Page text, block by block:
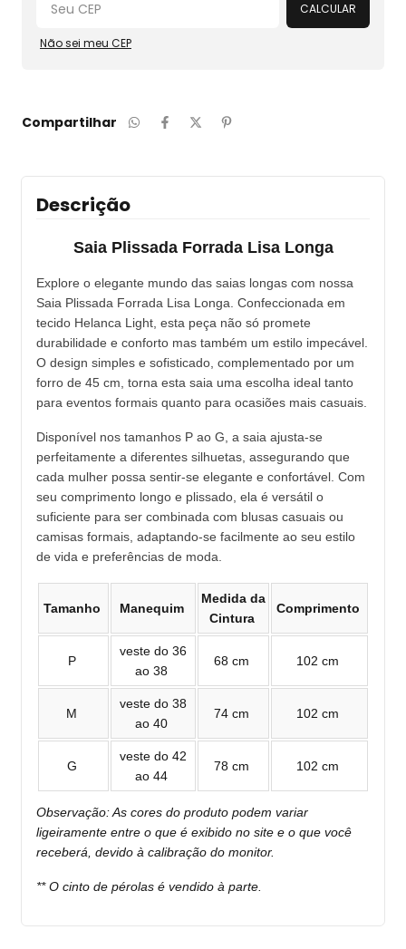
CALCULAR
Não sei meu CEP
Compartilhar
Descrição
Saia Plissada Forrada Lisa Longa
Explore o elegante mundo das saias longas com nossa
Saia Plissada Forrada Lisa Longa. Confeccionada em
tecido Helanca Light, esta peça não só promete
durabilidade e conforto mas também um estilo impecável.
O design simples e sofisticado, complementado por um
forro de 45 cm, torna esta saia uma escolha ideal tanto
para eventos formais quanto para ocasiões mais casuais.
Disponível nos tamanhos P ao G, a saia ajusta-se
perfeitamente a diferentes silhuetas, assegurando que
cada mulher possa sentir-se elegante e confortável. Com
seu comprimento longo e plissado, ela é versátil o
suficiente para ser combinada com blusas casuais ou
camisas formais, adaptando-se facilmente ao seu estilo
de vida e preferências de moda.
Tamanho Manequim
Medida da
Cintura
Comprimento
P
veste do 36
ao 38
68 cm 102 cm
M
veste do 38
ao 40
74 cm 102 cm
G
veste do 42
ao 44
78 cm 102 cm
Observação: As cores do produto podem variar
ligeiramente entre o que é exibido no site e o que você
receberá, devido à calibração do monitor.
** O cinto de pérolas é vendido à parte.